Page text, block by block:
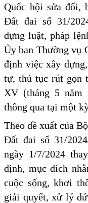
Quốc hội sửa đổi,
Đất đai số 31/
dựng luật, pháp
Ủy ban Thường vụ
định việc xây
tự, thủ tục rút gọn
XV (tháng 5 năm
thông qua tại một
Theo đề xuất của
Đất đai số 31/
ngày 1/7/2024
định, mục đích
cuộc sống, khơi
giải quyết, xử lý